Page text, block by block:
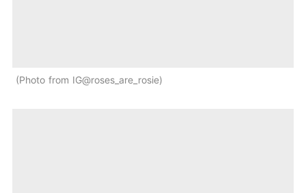
Photo from IG@roses_are_rosie